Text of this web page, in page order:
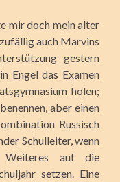
mir doch mein alter
auch Marvins
gestern
Engel das Examen
holen;
aber einen
Russisch
Schulleiter, wenn
Weiteres auf die
setzen. Eine